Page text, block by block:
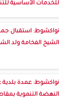
للخدمات الأساسية
نواكشوط: استقبال
الشيخ الفخامة ولد
نواكشوط: عمدة
النهضة التنموية